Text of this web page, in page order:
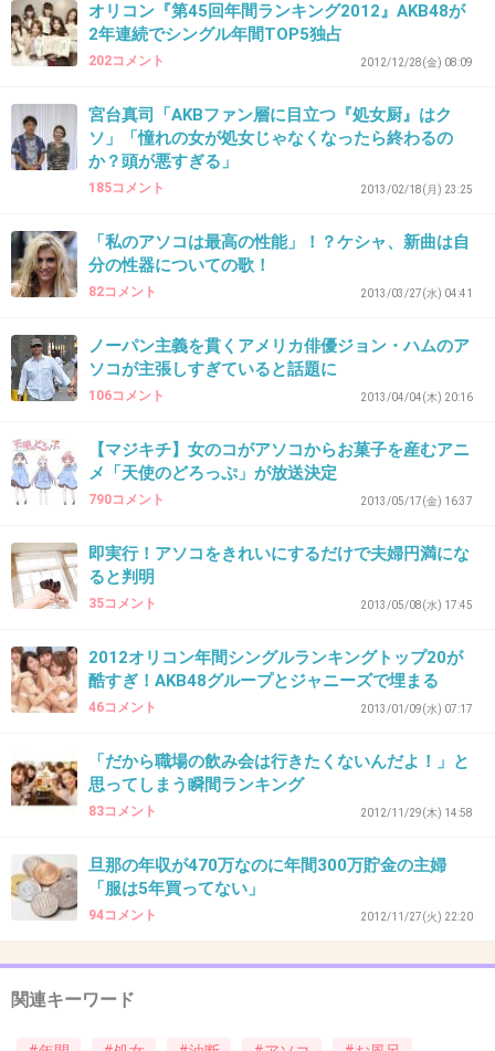
わたし、最近朝起きたら、あそこから空気が抜
けておならのような音が出て恥ずかしいんだけ
ど、これも緩み？
子供生んでるから仕方ないのかな。
-4
33. 匿名2013/05/08(水) 08:05:12
この人のブログ面白い！
-4
34. 匿名2013/05/08(水) 08:16:50
老人ホーム勤務のとき、あそこからハート型の
ピンク色のものをぶら下げているお婆さんがい
た。
緩いとなるものだと聞いたので、予防の運動は
+50 -3
35. 匿名2013/05/08(水) 08:19:27
めっちゃ面白い！
+15 -1
オリコン『第45回年間ランキング2012』AKB48が
2年連続でシングル年間TOP5独占
202コメント 2012/12/28(金) 08:09
宮台真司「AKBファン層に目立つ『処女厨』はク
ソ」「憧れの女が処女じゃなくなったら終わるの
か？頭が悪すぎる」
185コメント 2013/02/18(月) 23:25
「私のアソコは最高の性能」！？ケシャ、新曲は自
分の性器についての歌！
82コメント 2013/03/27(水) 04:41
ノーパン主義を貫くアメリカ俳優ジョン・ハムのア
ソコが主張しすぎていると話題に
106コメント 2013/04/04(木) 20:16
【マジキチ】女のコがアソコからお菓子を産むアニ
メ「天使のどろっぷ」が放送決定
790コメント 2013/05/17(金) 16:37
即実行！アソコをきれいにするだけで夫婦円満にな
ると判明
35コメント 2013/05/08(水) 17:45
2012オリコン年間シングルランキングトップ20が
酷すぎ！AKB48グループとジャニーズで埋まる
46コメント 2013/01/09(水) 07:17
「だから職場の飲み会は行きたくないんだよ！」と
思ってしまう瞬間ランキング
83コメント 2012/11/29(木) 14:58
旦那の年収が470万なのに年間300万貯金の主婦
「服は5年買ってない」
94コメント 2012/11/27(火) 22:20
関連キーワード